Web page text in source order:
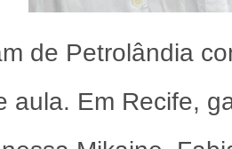
de Petrolândia
aula. Em Recife,